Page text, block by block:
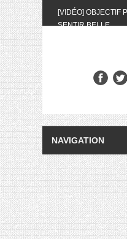
[VIDÉO] OBJECTIF
SENTIR BELLE
BIOTYFULL BOX
[VIDÉO]
CONVIVIALITÉ
[VIDÉO] UNBOXING
BIOTYFULL BOX
FEAT. AKILA
[VIDÉO] OBJECTIF
DES AUTRES, CE
AUTRES
[VIDÉO]
BIOTYFULL BOX